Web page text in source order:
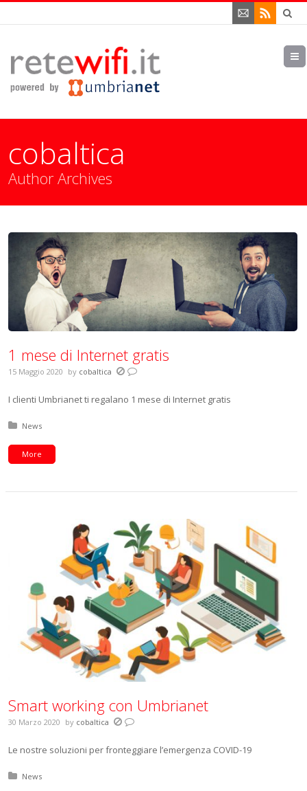
cobaltica
Author Archives
1 mese di Internet gratis
15 Maggio 2020 by cobaltica
I clienti Umbrianet ti regalano 1 mese di Internet gratis
Posted in:
News
More
Smart working con Umbrianet
30 Marzo 2020 by cobaltica
Le nostre soluzioni per fronteggiare l’emergenza COVID-19
Posted in:
News